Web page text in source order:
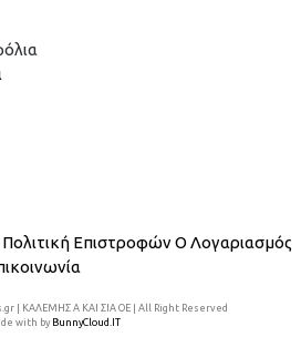
Πολιτική ΕπιστροφώνΟ Λογαριασμός
| ΚΑΛΕΜΗΣ Α ΚΑΙ ΣΙΑ ΟΕ | All Right Reserved
with by BunnyCloud.IT